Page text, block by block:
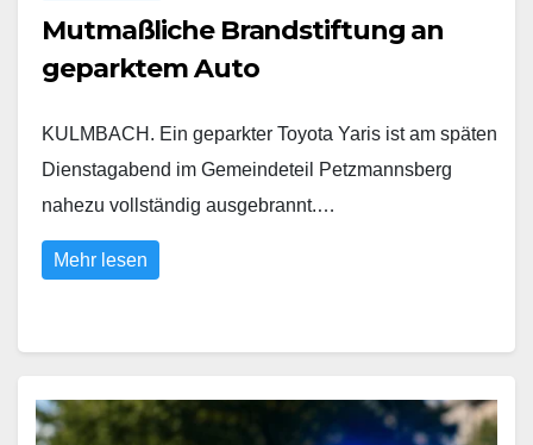
Mutmaßliche Brandstiftung an
geparktem Auto
KULMBACH. Ein geparkter Toyota Yaris ist am späten
Dienstagabend im Gemeindeteil Petzmannsberg
nahezu vollständig ausgebrannt.…
Mehr lesen